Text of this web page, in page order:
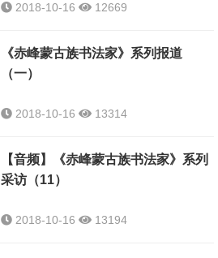
2018-10-16 12669
《赤峰蒙古族书法家》系列报道
（一）
2018-10-16 13314
【音频】《赤峰蒙古族书法家》系列
采访（11）
2018-10-16 13194